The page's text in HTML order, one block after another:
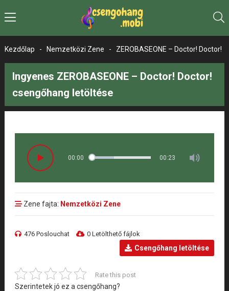
Kezdőlap - Nemzetközi Zene - ZEROBASEONE – Doctor! Doctor!
Ingyenes ZEROBASEONE – Doctor! Doctor!
csengőhang letöltése
00:00 00:23
Zene fajta: Nemzetközi Zene
476 Poslouchat 0 Letölthető fájlok
Csengőhang letöltése
Rate this post
Szerintetek jó ez a csengőhang?